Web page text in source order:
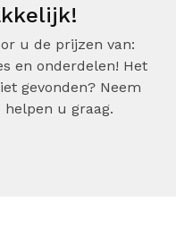
u de prijzen van:
en onderdelen! Het
gevonden? Neem
u graag.